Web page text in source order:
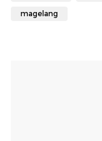
magelang